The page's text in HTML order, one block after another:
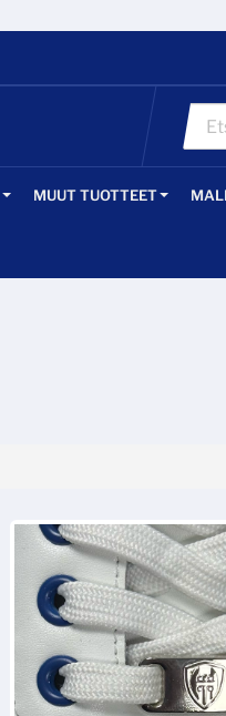
MUUT TUOTTEET